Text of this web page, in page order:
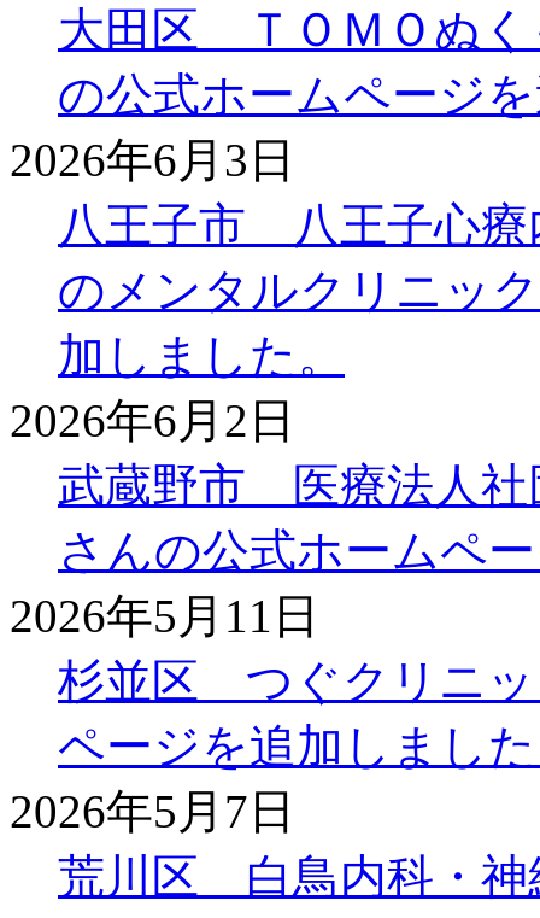
大田区 ＴＯＭＯぬく
の公式ホームページ
2026年6月3日
八王子市 八王子心療
のメンタルクリニッ
加しました。
2026年6月2日
武蔵野市 医療法人
さんの公式ホームペ
2026年5月11日
杉並区 つぐクリニッ
ページを追加しまし
2026年5月7日
荒川区 白鳥内科・神